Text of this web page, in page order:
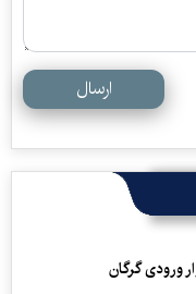
ارسال
ورودی گرگان